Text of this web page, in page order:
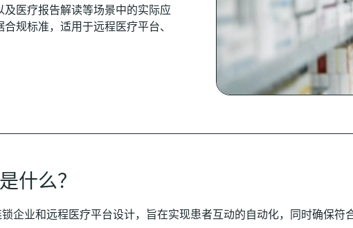
医疗报告解读等场景中的实际应
规标准，适用于远程医疗平台、
什么？
企业和远程医疗平台设计，旨在实现患者互动的自动化，同时确保符